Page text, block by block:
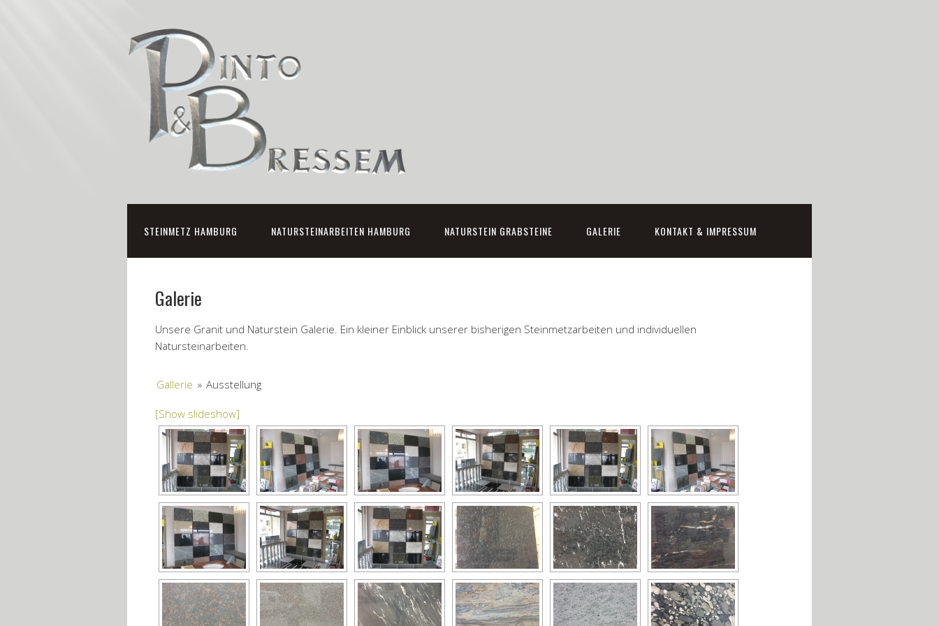
STEINMETZ HAMBURG NATURSTEINARBEITEN HAMBURG NATURSTEIN GRABSTEINE GALERIE KONTAKT & IMPRESSUM
Galerie
Unsere Granit und Naturstein Galerie. Ein kleiner Einblick unserer bisherigen Steinmetzarbeiten und individuellen
Natursteinarbeiten.
Gallerie » Ausstellung
[Show slideshow]